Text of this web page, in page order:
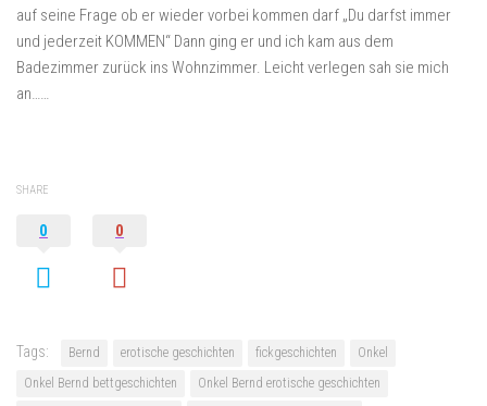
auf seine Frage ob er wieder vorbei kommen darf „Du darfst immer
und jederzeit KOMMEN“ Dann ging er und ich kam aus dem
Badezimmer zurück ins Wohnzimmer. Leicht verlegen sah sie mich
an……
SHARE
0 0
Tags: Bernd erotische geschichten fickgeschichten
Onkel
Onkel Bernd bettgeschichten
Onkel Bernd erotische geschichten